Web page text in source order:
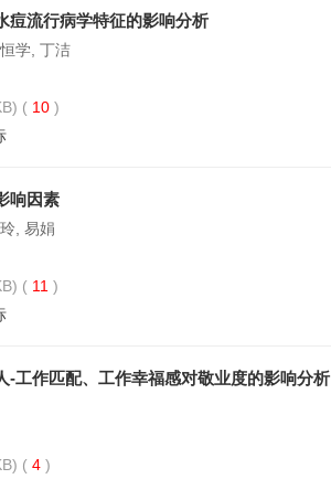
痘流行病学特征的影响分析
学, 丁洁
( 10 )
响因素
, 易娟
( 11 )
-工作匹配、工作幸福感对敬业度的影响分析
( 4 )